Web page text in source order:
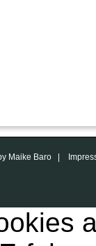
by Maike Baro |